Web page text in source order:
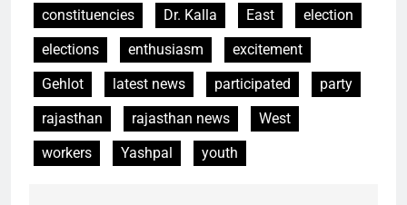
constituencies
Dr. Kalla East
election
elections
enthusiasm
excitement
Gehlot
latest news participated
party
rajasthan
rajasthan news
West
workers
Yashpal youth